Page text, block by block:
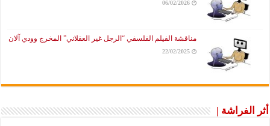
06/02/2026
مناقشة الفيلم الفلسفي “الرجل غير العقلاني” المخرج وودي آلان
22/02/2025
أثر الفراشة |